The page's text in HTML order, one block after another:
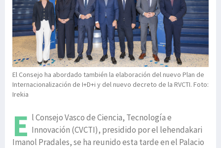
El Consejo ha abordado también la elaboración del nuevo Plan de
Internacionalización de I+D+i y del nuevo decreto de la RVCTI. Foto:
Irekia
E l Consejo Vasco de Ciencia, Tecnología e
Innovación (CVCTI), presidido por el lehendakari
Imanol Pradales, se ha reunido esta tarde en el Palacio